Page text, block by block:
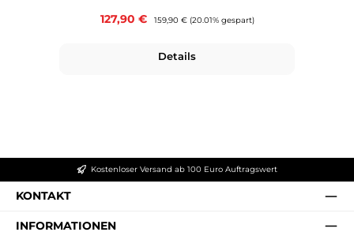
Verkaufspreis:
127,90 € Regulärer Preis:
159,90 € (20.01% gespart)
Details
Kostenloser Versand ab 100 Euro Auftragswert
KONTAKT
INFORMATIONEN